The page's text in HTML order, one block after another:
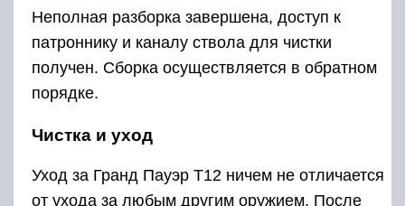
Неполная разборка завершена, доступ к
патроннику и каналу ствола для чистки
получен. Сборка осуществляется в обратном
порядке.
Чистка и уход
Уход за Гранд Пауэр T12 ничем не отличается
от ухода за любым другим оружием. После